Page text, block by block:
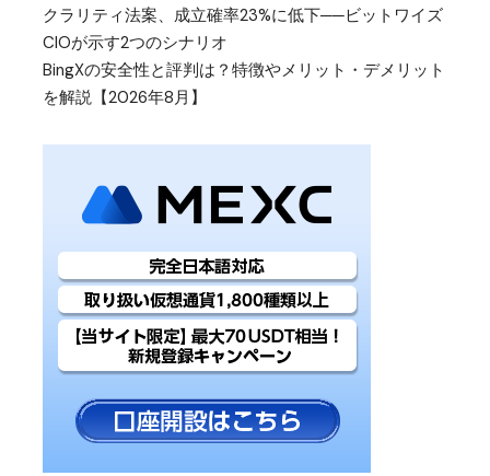
クラリティ法案、成立確率23%に低下──ビットワイズ
CIOが示す2つのシナリオ
BingXの安全性と評判は？特徴やメリット・デメリット
を解説【2026年8月】